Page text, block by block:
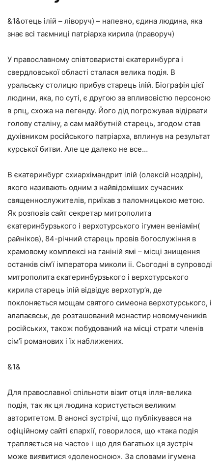
&1&отець ілій – ліворуч) – напевно, єдина людина, яка
знає всі таємниці патріарха кирила (праворуч)
У православному співтоваристві єкатеринбурга і
свердловської області сталася велика подія. В
уральську столицю прибув старець ілій. Біографія цієї
людини, яка, по суті, є другою за впливовістю персоною
в рпц, схожа на легенду. Його дід погрожував відірвати
голову сталіну, а сам майбутній старець, згодом став
духівником російського патріарха, вплинув на результат
курської битви. Але це далеко не все…
В єкатеринбург схиархімандрит ілій (олексій ноздрін),
якого називають одним з найвідоміших сучасних
священнослужителів, приїхав з паломницькою метою.
Як розповів сайт секретар митрополита
єкатеринбурзького і верхотурського ігумен веніамін(
райніков), 84-річний старець провів богослужіння в
храмовому комплексі на ганіній ямі – місці знищення
останків сім’ї імператора миколи ii. Сьогодні в супроводі
митрополита єкатеринбурзького і верхотурського
кирила старець ілій відвідує верхотур’я, де
поклоняється мощам святого симеона верхотурського, і
алапаєвськ, де розташований монастир новомучеників
російських, також побудований на місці страти членів
сім’ї романових і їх наближених.
&1&
Для православної спільноти візит отця ілля-велика
подія, так як ця людина користується великим
авторитетом. В анонсі зустрічі, що публікувався на
офіційному сайті єпархії, говорилося, що «така подія
трапляється не часто» і що для багатьох ця зустріч
може виявитися «доленосною». За словами ігумена